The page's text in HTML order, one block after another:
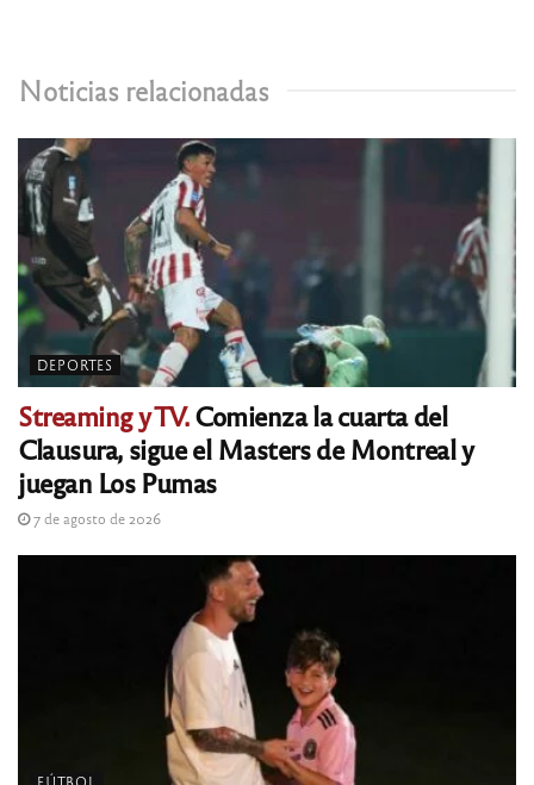
Noticias relacionadas
DEPORTES
Streaming y TV.Comienza la cuarta del
Clausura, sigue el Masters de Montreal y
juegan Los Pumas
7 de agosto de 2026